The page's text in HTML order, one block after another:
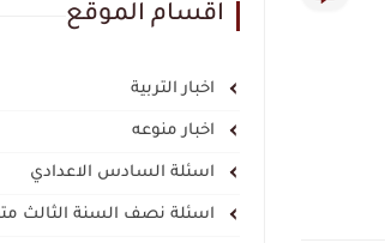
اقسام الموقع
اخبار التربية
اخبار منوعه
اسئلة السادس الاعدادي
اسئلة نصف السنة الثالث